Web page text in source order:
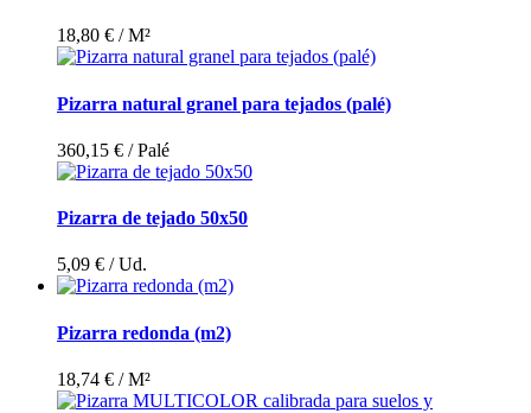
18,80 € / M²
Pizarra natural granel para tejados (palé)
360,15 € / Palé
Pizarra de tejado 50x50
5,09 € / Ud.
Pizarra redonda (m2)
18,74 € / M²